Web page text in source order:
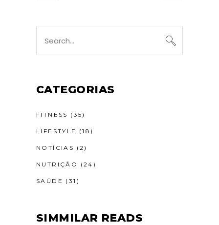
CATEGORIAS
FITNESS (35)
LIFESTYLE (18)
NOTÍCIAS (2)
NUTRIÇÃO (24)
SAÚDE (31)
SIMMILAR READS